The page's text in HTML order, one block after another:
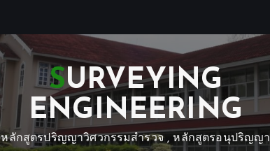
SURVEYING
ENGINEERING
หลักสูตรปริญญาวิศวกรรมสำรวจ , หลักสูตรอนุปริญญา